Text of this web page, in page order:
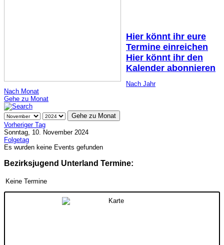
Hier könnt ihr eure
Termine einreichen
Hier könnt ihr den
Kalender abonnieren
Nach Jahr
Nach Monat
Gehe zu Monat
Gehe zu Monat
Vorheriger Tag
Sonntag, 10. November 2024
Folgetag
Es wurden keine Events gefunden
Bezirksjugend Unterland Termine:
Keine Termine